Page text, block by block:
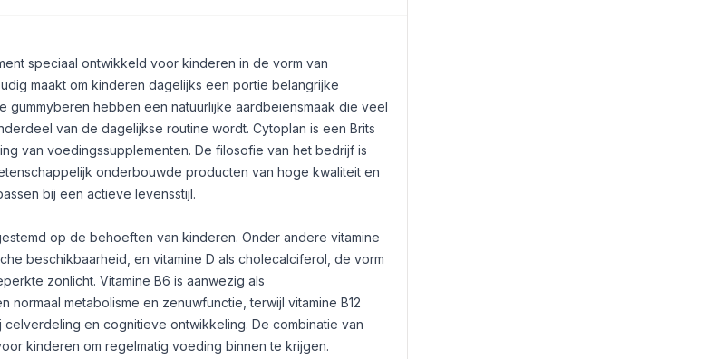
speciaal ontwikkeld voor kinderen in de vorm van
maakt om kinderen dagelijks een portie belangrijke
hebben een natuurlijke aardbeiensmaak die veel
van de dagelijkse routine wordt. Cytoplan is een Brits
van voedingssupplementen. De filosofie van het bedrijf is
onderbouwde producten van hoge kwaliteit en
bij een actieve levensstijl.
op de behoeften van kinderen. Onder andere vitamine
beschikbaarheid, en vitamine D als cholecalciferol, de vorm
zonlicht. Vitamine B6 is aanwezig als
metabolisme en zenuwfunctie, terwijl vitamine B12
en cognitieve ontwikkeling. De combinatie van
kinderen om regelmatig voeding binnen te krijgen.